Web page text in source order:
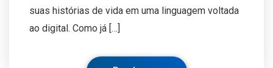
suas histórias de vida em uma linguagem voltada
ao digital. Como já […]